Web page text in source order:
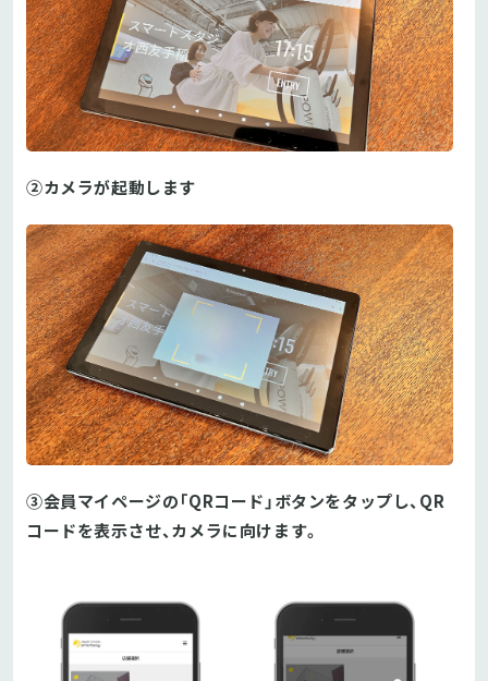
②カメラが起動します
③会員マイページの「QRコード」ボタンをタップし、QR
コードを表示させ、カメラに向けます。